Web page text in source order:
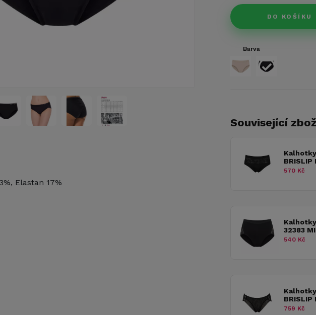
Elastan 17%
DO KOŠÍKU
Barva
Související
Kalhotky
BRISLIP
570 Kč
Kalhotky
32383
540 Kč
Kalhotky
BRISLIP
759 Kč